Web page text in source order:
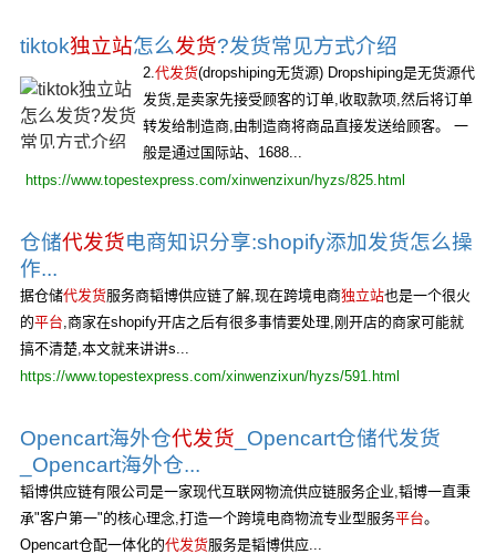
tiktok独立站怎么发货?发货常见方式介绍
2.代发货(dropshiping无货源) Dropshiping是无货源代
发货,是卖家先接受顾客的订单,收取款项,然后将订单
转发给制造商,由制造商将商品直接发送给顾客。 一
般是通过国际站、1688...
https://www.topestexpress.com/xinwenzixun/hyzs/825.html
仓储代发货电商知识分享:shopify添加发货怎么操
作...
据仓储代发货服务商韬博供应链了解,现在跨境电商独立站也是一个很火
的平台,商家在shopify开店之后有很多事情要处理,刚开店的商家可能就
搞不清楚,本文就来讲讲s...
https://www.topestexpress.com/xinwenzixun/hyzs/591.html
Opencart海外仓代发货 _Opencart仓储代发货
_Opencart海外仓...
韬博供应链有限公司是一家现代互联网物流供应链服务企业,韬博一直秉
承"客户第一"的核心理念,打造一个跨境电商物流专业型服务平台。
Opencart仓配一体化的代发货服务是韬博供应...